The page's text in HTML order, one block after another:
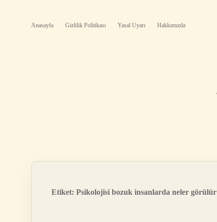
Anasayfa Gizlilik Politikası Yasal Uyarı Hakkımızda
Etiket: Psikolojisi bozuk insanlarda neler görülür